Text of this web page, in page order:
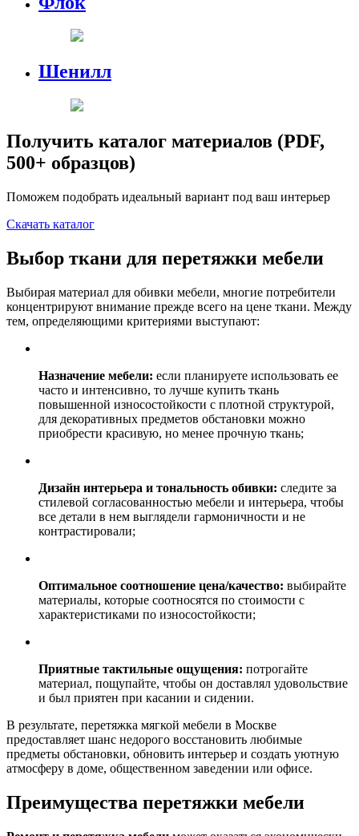
Шенилл
Получить каталог материалов (PDF,
500+ образцов)
Поможем подобрать идеальный вариант под ваш интерьер
Скачать каталог
Выбор ткани для перетяжки мебели
Выбирая материал для обивки мебели, многие потребители
концентрируют внимание прежде всего на цене ткани. Между
тем, определяющими критериями выступают:
Назначение мебели: если планируете использовать ее
часто и интенсивно, то лучше купить ткань
повышенной износостойкости с плотной структурой,
для декоративных предметов обстановки можно
приобрести красивую, но менее прочную ткань;
Дизайн интерьера и тональность обивки: следите за
стилевой согласованностью мебели и интерьера, чтобы
все детали в нем выглядели гармоничности и не
контрастировали;
Оптимальное соотношение цена/качество: выбирайте
материалы, которые соотносятся по стоимости с
характеристиками по износостойкости;
Приятные тактильные ощущения: потрогайте
материал, пощупайте, чтобы он доставлял удовольствие
и был приятен при касании и сидении.
В результате, перетяжка мягкой мебели в Москве
предоставляет шанс недорого восстановить любимые
предметы обстановки, обновить интерьер и создать уютную
атмосферу в доме, общественном заведении или офисе.
Преимущества перетяжки мебели